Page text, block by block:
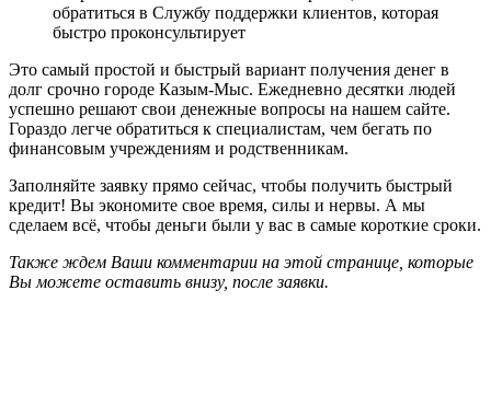
обратиться в Службу поддержки клиентов, которая
быстро проконсультирует
Это самый простой и быстрый вариант получения денег в
долг срочно городе Казым-Мыс. Ежедневно десятки людей
успешно решают свои денежные вопросы на нашем сайте.
Гораздо легче обратиться к специалистам, чем бегать по
финансовым учреждениям и родственникам.
Заполняйте заявку прямо сейчас, чтобы получить быстрый
кредит! Вы экономите свое время, силы и нервы. А мы
сделаем всё, чтобы деньги были у вас в самые короткие сроки.
Также ждем Ваши комментарии на этой странице, которые
Вы можете оставить внизу, после заявки.